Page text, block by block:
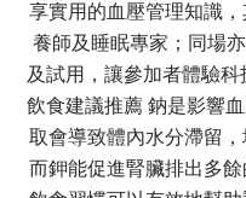
享實用的血壓管理知識
養師及睡眠專家；同場
及試用，讓參加者體驗
飲食建議推薦 鈉是影響
取會導致體內水分滯留
而鉀能促進腎臟排出多